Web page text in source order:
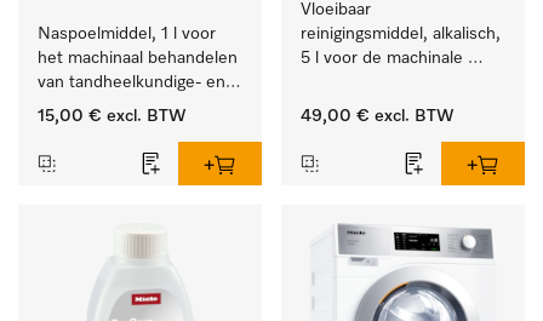
Naspoelmiddel, 1 l voor
het machinaal behandelen
van tandheelkundige- en
transmissie-instrumenten.
15,00 € excl. BTW
Vloeibaar
reinigingsmiddel, alkalisch,
5 l voor de machinale
tandheelkundige
49,00 € excl. BTW